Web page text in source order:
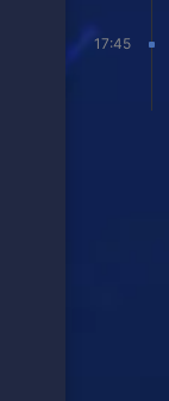
17:45